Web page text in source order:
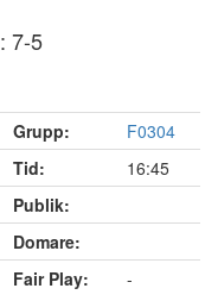
: 7-5
Grupp:
F0304
Tid:
16:45
Publik:
Domare:
Fair Play: -